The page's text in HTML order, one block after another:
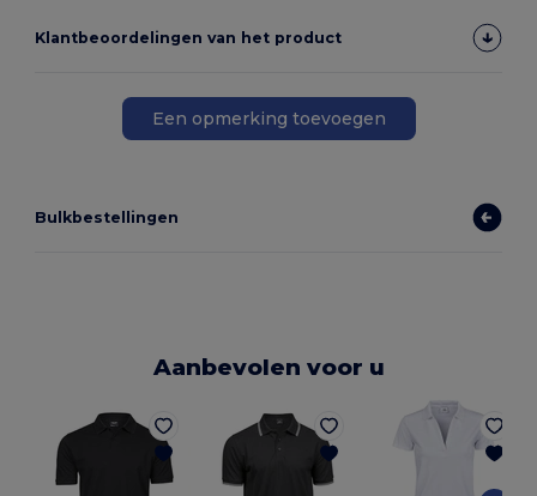
Klantbeoordelingen van het product
Een opmerking toevoegen
Bulkbestellingen
Aanbevolen voor u